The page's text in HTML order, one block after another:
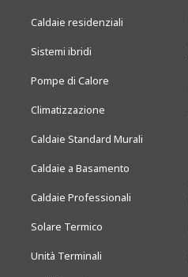
Caldaie residenziali
Sistemi ibridi
Pompe di Calore
Climatizzazione
Caldaie Standard Murali
Caldaie a Basamento
Caldaie Professionali
Solare Termico
Unità Terminali